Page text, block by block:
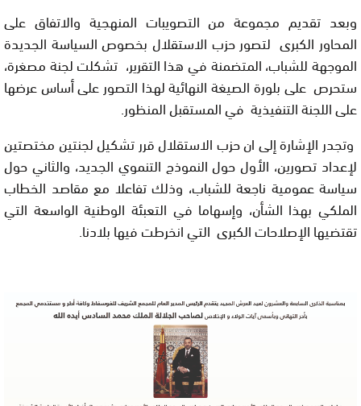
وبعد تقديم مجموعة من التصويبات المنهجية والاتفاق على
المحاور الكبرى لتصور حزب الاستقلال بخصوص السياسة الجديدة
الموجهة للشباب، المتضمنة في هذا التقرير، تشكلت لجنة مصغرة،
ستحرص على بلورة الصيغة النهائية لهذا التصور على أساس عرضها
على اللجنة التنفيذية في المستقبل المنظور.
وتجدر الإشارة إلى ان حزب الاستقلال قرر تشكيل لجنتين مختصتين
لإعداد تصورين، الأول حول النموذج التنموي الجديد، والثاني حول
سياسة عمومية ناجعة للشباب، وذلك تفاعلا مع مقاصد الخطاب
الملكي بهذا الشأن، وإسهاما في التعبئة الوطنية الواسعة التي
تقتضيها الإصلاحات الكبرى التي انخرطت فيها بلادنا.